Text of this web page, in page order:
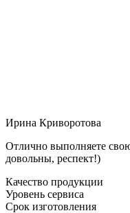
Ирина Криворотова
Отлично выполняете
довольны, респект!)
Качество продукции
Уровень сервиса
Срок изготовления